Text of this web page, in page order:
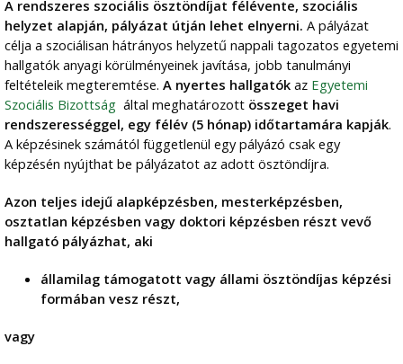
A rendszeres szociális ösztöndíjat félévente, szociális
helyzet alapján, pályázat útján lehet elnyerni. A pályázat
célja a szociálisan hátrányos helyzetű nappali tagozatos egyetemi
hallgatók anyagi körülményeinek javítása, jobb tanulmányi
feltételeik megteremtése. A nyertes hallgatók az Egyetemi
Szociális Bizottság által meghatározott összeget havi
rendszerességgel, egy félév (5 hónap) időtartamára kapják.
A képzésinek számától függetlenül egy pályázó csak egy
képzésén nyújthat be pályázatot az adott ösztöndíjra.
Azon teljes idejű alapképzésben, mesterképzésben,
osztatlan képzésben vagy doktori képzésben részt vevő
hallgató pályázhat, aki
államilag támogatott vagy állami ösztöndíjas képzési
formában vesz részt,
vagy